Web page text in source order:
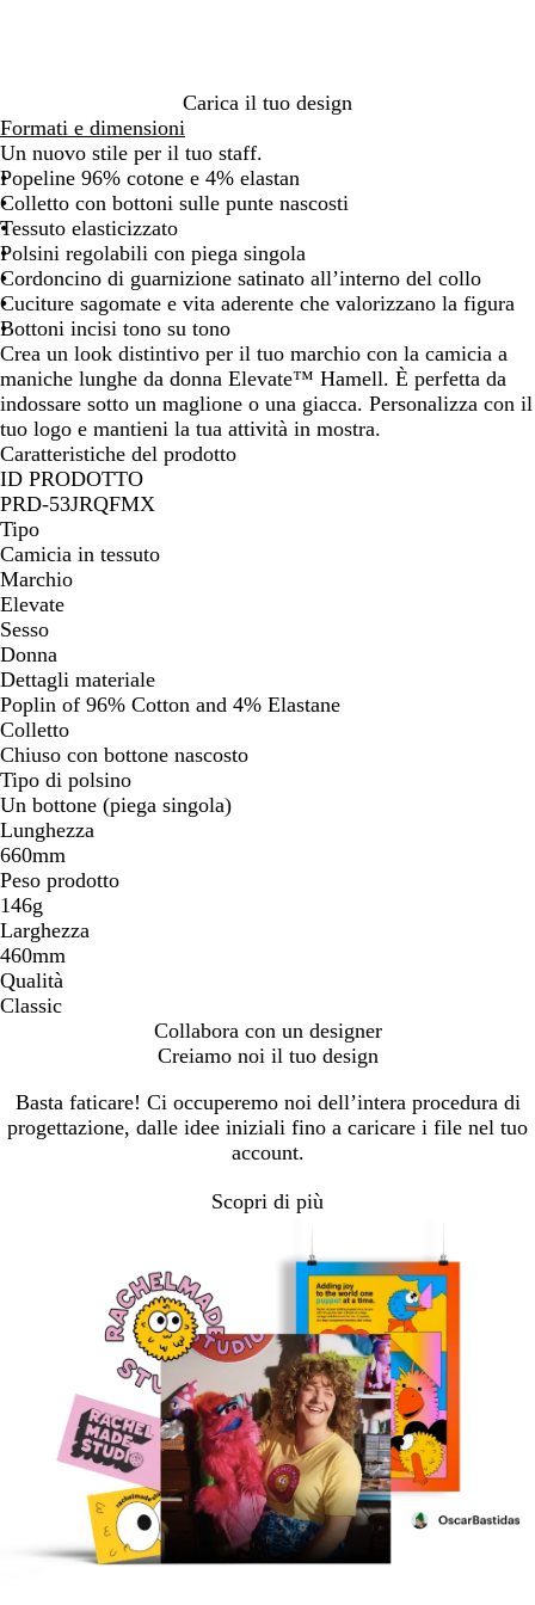
u
n
i
t
a
Carica il tuo design
Formati e dimensioni
Un nuovo stile per il tuo staff.
Popeline 96% cotone e 4% elastan
Colletto con bottoni sulle punte nascosti
Tessuto elasticizzato
Polsini regolabili con piega singola
Cordoncino di guarnizione satinato all’interno del collo
Cuciture sagomate e vita aderente che valorizzano la figura
Bottoni incisi tono su tono
Crea un look distintivo per il tuo marchio con la camicia a
maniche lunghe da donna Elevate™ Hamell. È perfetta da
indossare sotto un maglione o una giacca. Personalizza con il
tuo logo e mantieni la tua attività in mostra.
Caratteristiche del prodotto
ID PRODOTTO
PRD-53JRQFMX
Tipo
Camicia in tessuto
Marchio
Elevate
Sesso
Donna
Dettagli materiale
Poplin of 96% Cotton and 4% Elastane
Colletto
Chiuso con bottone nascosto
Tipo di polsino
Un bottone (piega singola)
Lunghezza
660mm
Peso prodotto
146g
Larghezza
460mm
Qualità
Classic
Collabora con un designer
Creiamo noi il tuo design
Basta faticare! Ci occuperemo noi dell’intera procedura di
progettazione, dalle idee iniziali fino a caricare i file nel tuo
account.
Scopri di più